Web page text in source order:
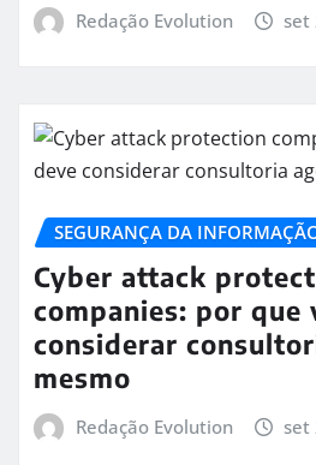
Redação Evolution set
SEGURANÇA DA
Cyber attack
companies: por que
considerar
mesmo
Redação Evolution set